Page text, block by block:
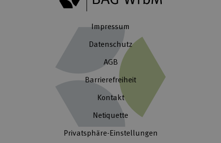
Impressum
Datenschutz
AGB
Barrierefreiheit
Kontakt
Netiquette
Privatsphäre-Einstellungen